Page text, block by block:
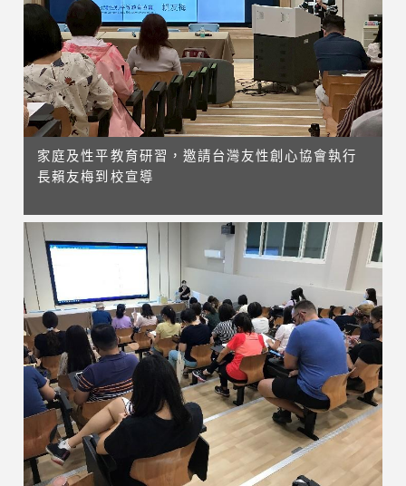
家庭及性平教育研習，邀請台灣友性創心協會執行
長賴友梅到校宣導